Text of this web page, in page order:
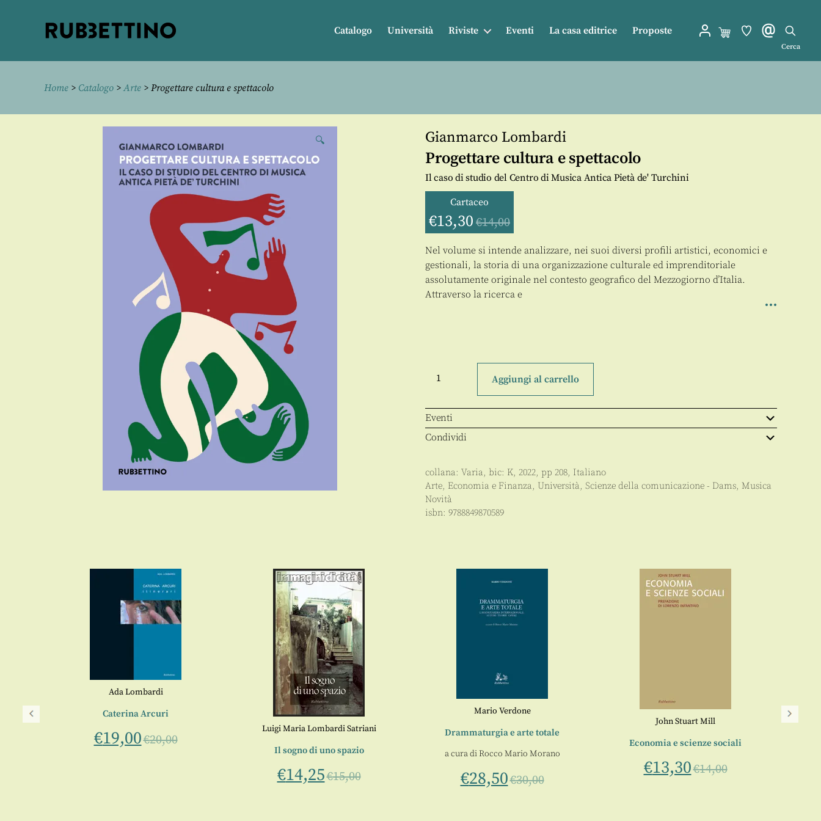
Catalogo Università Riviste Eventi La casa editrice Proposte
Cerca
Home > Catalogo >Arte > Progettare cultura e spettacolo
🔍 Gianmarco Lombardi
Progettare cultura e spettacolo
Il caso di studio del Centro di Musica Antica Pietà de' Turchini
Cartaceo
€13,30 €14,00
Nel volume si intende analizzare, nei suoi diversi profili artistici, economici e
gestionali, la storia di una organizzazione culturale ed imprenditoriale
assolutamente originale nel contesto geografico del Mezzogiorno d’Italia.
Attraverso la ricerca e
cultura
quantità
Aggiungi al carrello
Eventi
Condividi
collana: Varia, bic: K, 2022, pp 208, Italiano
Arte, Economia e Finanza, Università, Scienze della comunicazione - Dams, Musica
Novità
isbn: 9788849870589
Ada Lombardi
Caterina Arcuri
€19,00€20,00
Luigi Maria Lombardi Satriani
Il sogno di uno spazio
€14,25€15,00
Mario Verdone
Drammaturgia e arte totale
a cura diRocco Mario Morano
€28,50€30,00
John Stuart Mill
Economia e scienze sociali
€13,30€14,00